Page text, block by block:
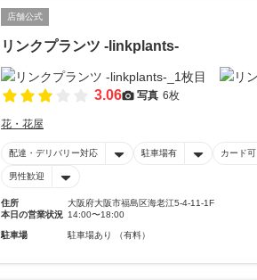
店舗公式
リンクプランツ -linkplants-
3.06 写真 6枚
花・花屋
配達・デリバリー対応 駐車場有 カード可
男性歓迎
住所
大阪府大阪市福島区海老江5-4-11-1F
本日の営業状況 14:00〜18:00
駐車場 駐車場あり （有料）